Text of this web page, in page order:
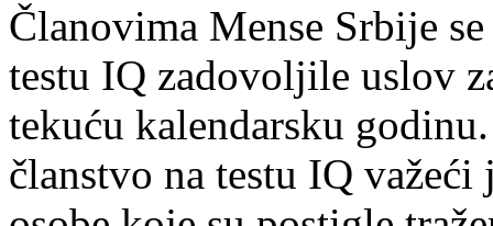
Članovima Mense Srbije
testu IQ zadovoljile uslov
tekuću kalendarsku
članstvo na testu IQ